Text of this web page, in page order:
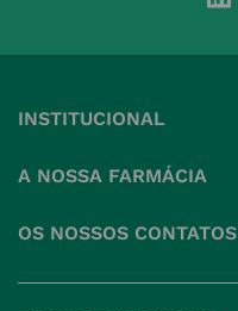
INSTITUCIONAL
A NOSSA FARMÁCIA
OS NOSSOS CONTATOS